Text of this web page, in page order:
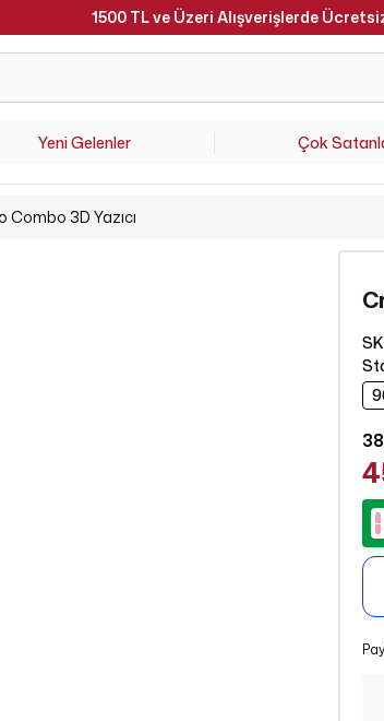
1500 TL ve Üzeri Alışverişlerde
Yeni Gelenler Çok
Combo 3D Yazıcı